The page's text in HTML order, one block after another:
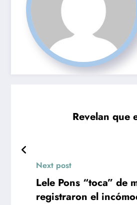
Revelan que
Next post
Lele Pons “toca” de
registraron el